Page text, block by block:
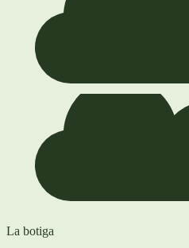
La botiga